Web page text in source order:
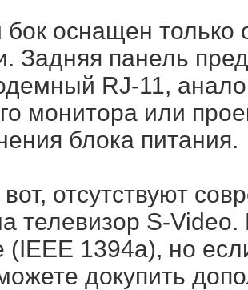
оснащен только
Задняя панель
RJ-11,
монитора или
блока питания.
отсутствуют
телевизор S-
(IЕЕЕ 1394а), но
докупить